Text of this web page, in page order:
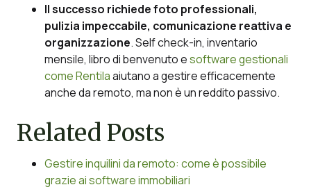
Il successo richiede foto professionali,
pulizia impeccabile, comunicazione reattiva e
organizzazione. Self check-in, inventario
mensile, libro di benvenuto esoftware gestionali
come Rentilaaiutano a gestire efficacemente
anche da remoto, ma non è un reddito passivo.
Related Posts
Gestire inquilini da remoto: come è possibile
grazie ai software immobiliari